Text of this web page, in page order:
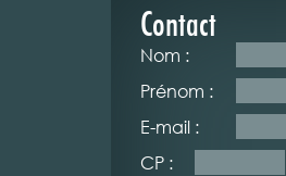
Contact
Nom :
Prénom :
E-mail :
CP :